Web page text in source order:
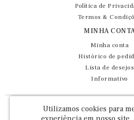
Política de
Termos &
MINHA
Minha conta
Histórico de
Lista de desejos
Informativo
Fernando Maluhy Cia Ltda - CNPJ:
Rua Dr Euclydes da Cunha, 47 - Brás - São
Utilizamos cookies para